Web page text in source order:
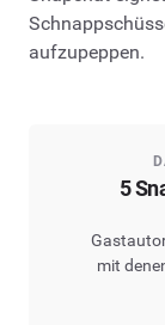
aufzupeppen.
5
mit